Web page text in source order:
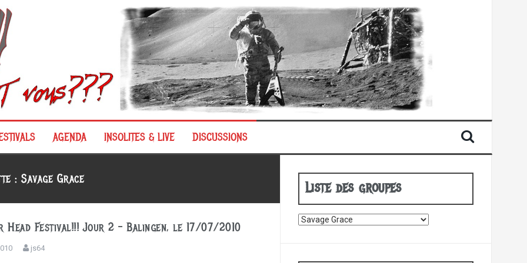
AGENDA INSOLITES & LIVE DISCUSSIONS
: Savage Grace
Head Festival!!! Jour 2 – Balingen, le 17/07/2010
js64
Liste des groupes